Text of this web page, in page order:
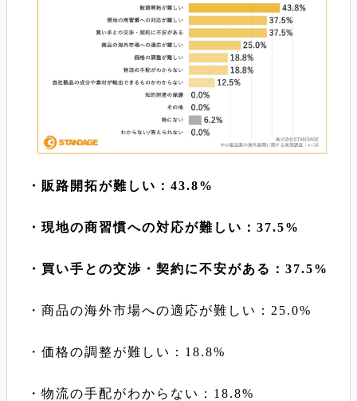
・販路開拓が難しい：43.8%
・現地の商習慣への対応が難しい：37.5%
・買い手との交渉・契約に不安がある：37.5%
・商品の海外市場への適応が難しい：25.0%
・価格の調整が難しい：18.8%
・物流の手配がわからない：18.8%